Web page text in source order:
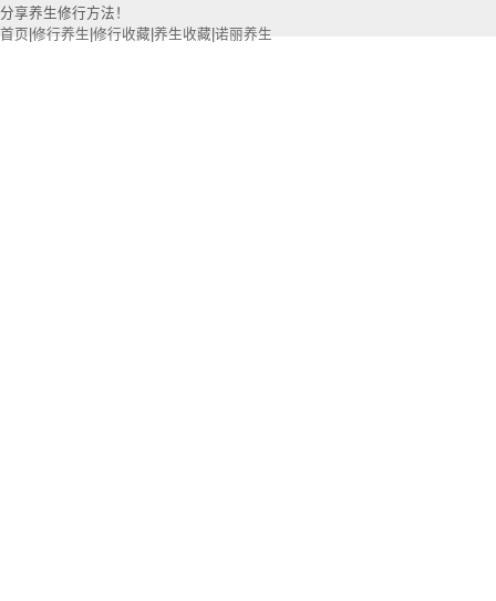
分享养生修行方法！
首页 修行养生 修行收藏 养生收藏 诺丽养生